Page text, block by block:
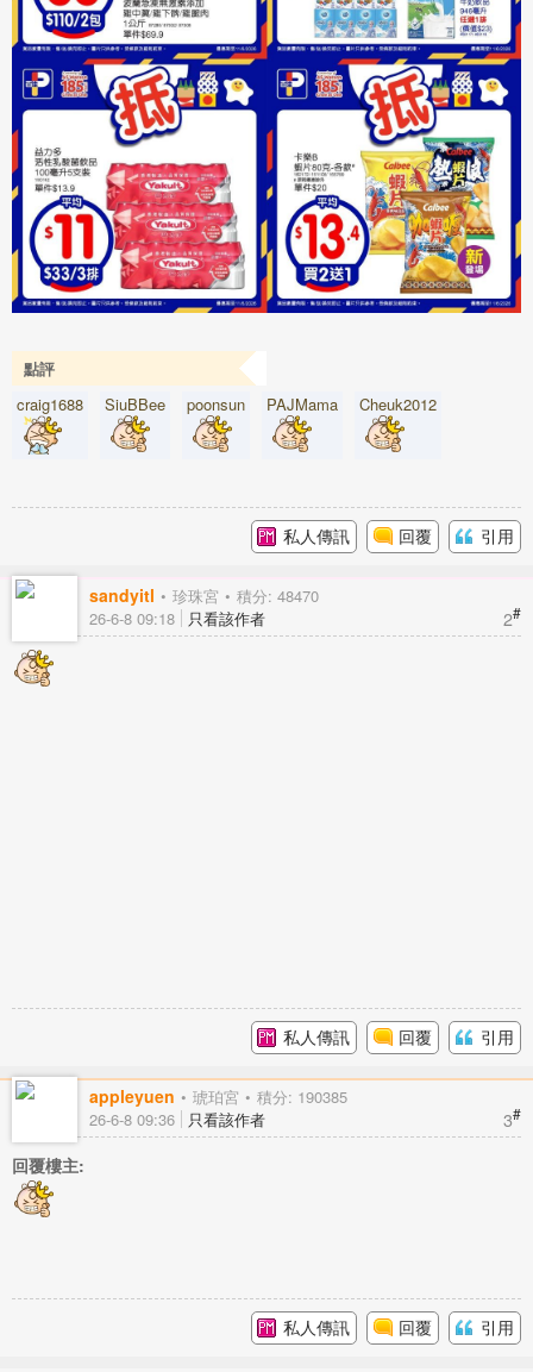
點評
craig1688
SiuBBee poonsun PAJMama Cheuk2012
私人傳訊 回覆 引用
sandyitl 珍珠宮 積分: 48470
2#
26-6-8 09:18 只看該作者
私人傳訊 回覆 引用
appleyuen 琥珀宮 積分: 190385
3#
26-6-8 09:36 只看該作者
回覆樓主:
私人傳訊 回覆 引用